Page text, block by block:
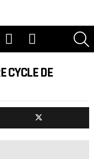
CYCLE DE